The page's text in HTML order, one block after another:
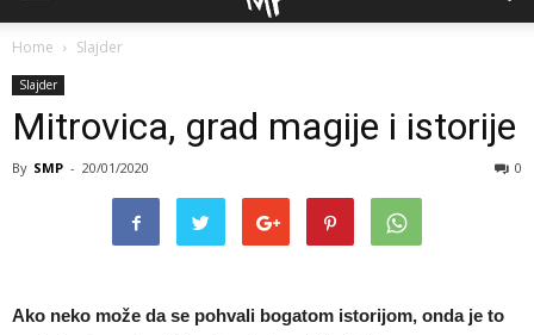
Home Slajder
Slajder
Mitrovica, grad magije i istorije
By SMP - 20/01/2020 0
Ako neko može da se pohvali bogatom istorijom, onda je to